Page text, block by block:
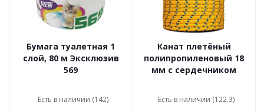
Бумага туалетная 1
слой, 80 м Эксклюзив
569
Есть в наличии (142)
Канат плетёный
полипропиленовый 18
мм с сердечником
Есть в наличии (122.3)